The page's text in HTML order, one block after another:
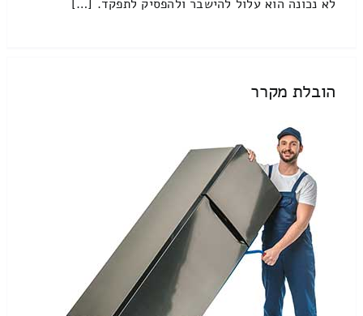
לא נכונה הוא עלול להישבר ולהפסיק לתפקד. […]
הובלת מקרר